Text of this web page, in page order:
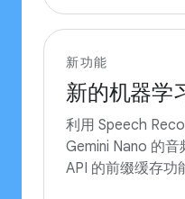
新功能
新的机器学
利用 Speech
Gemini Nano 的
API 的前缀缓存功